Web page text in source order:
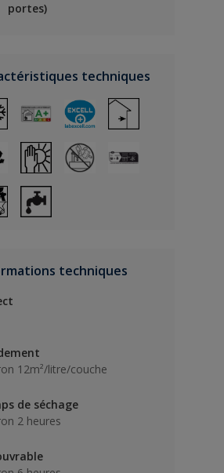
portes)
techniques
techniques
12m²/litre/couche
de séchage
2 heures